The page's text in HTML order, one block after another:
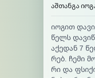
აშთანგა
იო­გით
წელს
აქე­დან 7
რებ. ჩე­მი
რი და